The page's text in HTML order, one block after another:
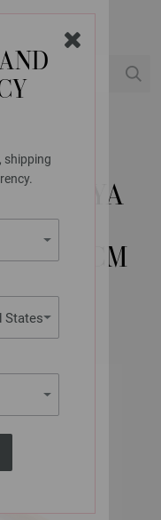
shipping
States
HAYA
100CM